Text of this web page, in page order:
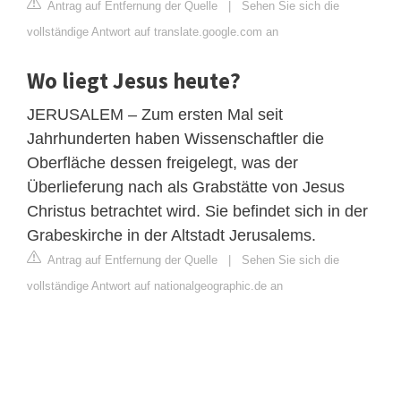
Antrag auf Entfernung der Quelle | Sehen Sie sich die
vollständige Antwort auf translate.google.com an
Wo liegt Jesus heute?
JERUSALEM – Zum ersten Mal seit
Jahrhunderten haben Wissenschaftler die
Oberfläche dessen freigelegt, was der
Überlieferung nach als Grabstätte von Jesus
Christus betrachtet wird. Sie befindet sich in der
Grabeskirche in der Altstadt Jerusalems.
Antrag auf Entfernung der Quelle | Sehen Sie sich die
vollständige Antwort auf nationalgeographic.de an